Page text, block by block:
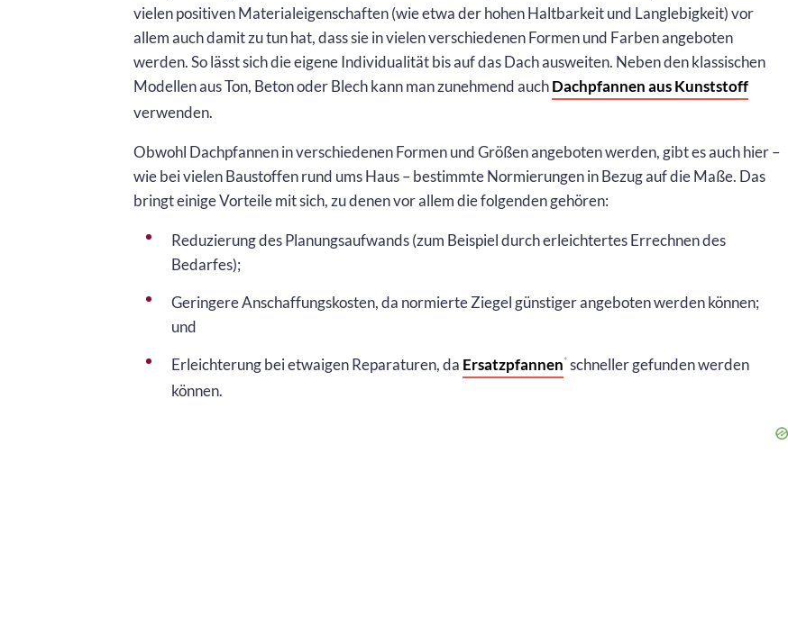
vielen positiven Materialeigenschaften (wie etwa der hohen Haltbarkeit und Langlebigkeit) vor
allem auch damit zu tun hat, dass sie in vielen verschiedenen Formen und Farben angeboten
werden. So lässt sich die eigene Individualität bis auf das Dach ausweiten. Neben den klassischen
Modellen aus Ton, Beton oder Blech kann man zunehmend auchDachpfannen aus Kunststoff
verwenden.
Obwohl Dachpfannen in verschiedenen Formen und Größen angeboten werden, gibt es auch hier –
wie bei vielen Baustoffen rund ums Haus – bestimmte Normierungen in Bezug auf die Maße. Das
bringt einige Vorteile mit sich, zu denen vor allem die folgenden gehören:
Reduzierung des Planungsaufwands (zum Beispiel durch erleichtertes Errechnen des
Bedarfes);
Geringere Anschaffungskosten, da normierte Ziegel günstiger angeboten werden können;
und
Erleichterung bei etwaigen Reparaturen, da Ersatzpfannen* schneller gefunden werden
können.